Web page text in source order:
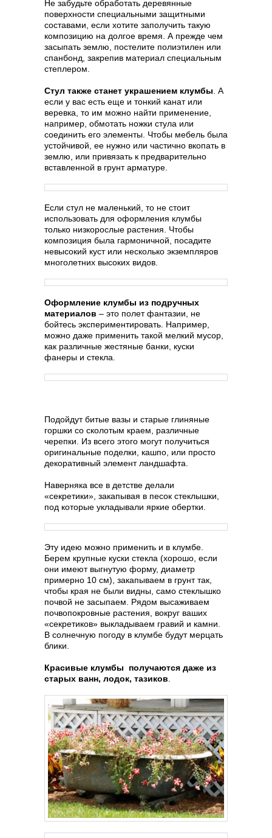
Не забудьте обработать деревянные
поверхности специальными защитными
составами, если хотите заполучить такую
композицию на долгое время. А прежде чем
засыпать землю, постелите полиэтилен или
спанбонд, закрепив материал специальным
степлером.
Стул также станет украшением клумбы . А
если у вас есть еще и тонкий канат или
веревка, то им можно найти применение,
например, обмотать ножки стула или
соединить его элементы. Чтобы мебель была
устойчивой, ее нужно или частично вкопать в
землю, или привязать к предварительно
вставленной в грунт арматуре.
Если стул не маленький, то не стоит
использовать для оформления клумбы
только низкорослые растения. Чтобы
композиция была гармоничной, посадите
невысокий куст или несколько экземпляров
многолетних высоких видов.
Оформление клумбы из подручных
материалов – это полет фантазии, не
бойтесь экспериментировать. Например,
можно даже применить такой мелкий мусор,
как различные жестяные банки, куски
фанеры и стекла.
Подойдут битые вазы и старые глиняные
горшки со сколотым краем, различные
черепки. Из всего этого могут получиться
оригинальные поделки, кашпо, или просто
декоративный элемент ландшафта.
Наверняка все в детстве делали
«секретики», закапывая в песок стеклышки,
под которые укладывали яркие обертки.
Эту идею можно применить и в клумбе.
Берем крупные куски стекла (хорошо, если
они имеют выгнутую форму, диаметр
примерно 10 см), закапываем в грунт так,
чтобы края не были видны, само стеклышко
почвой не засыпаем. Рядом высаживаем
почвопокровные растения, вокруг ваших
«секретиков» выкладываем гравий и камни.
В солнечную погоду в клумбе будут мерцать
блики.
Красивые клумбы получаются даже из
старых ванн, лодок, тазиков